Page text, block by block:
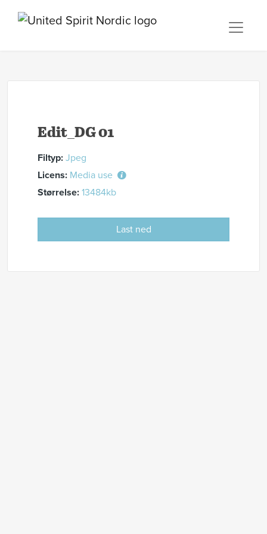
Edit_DG 01
Filtyp: Jpeg
Licens: Media use
Størrelse: 13484kb
Last ned